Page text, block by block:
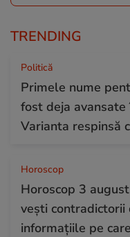
TRENDING
Politică
Primele nume
fost deja
Varianta respinsă
Horoscop
Horoscop 3
vești contradictorii
informațiile pe